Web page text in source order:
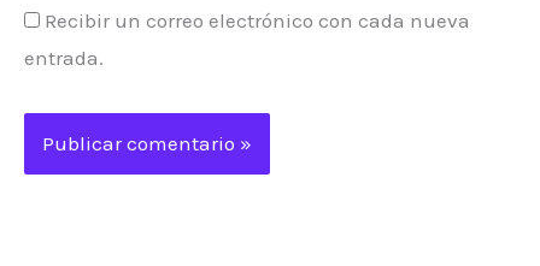
Recibir un correo electrónico con cada nueva
entrada.